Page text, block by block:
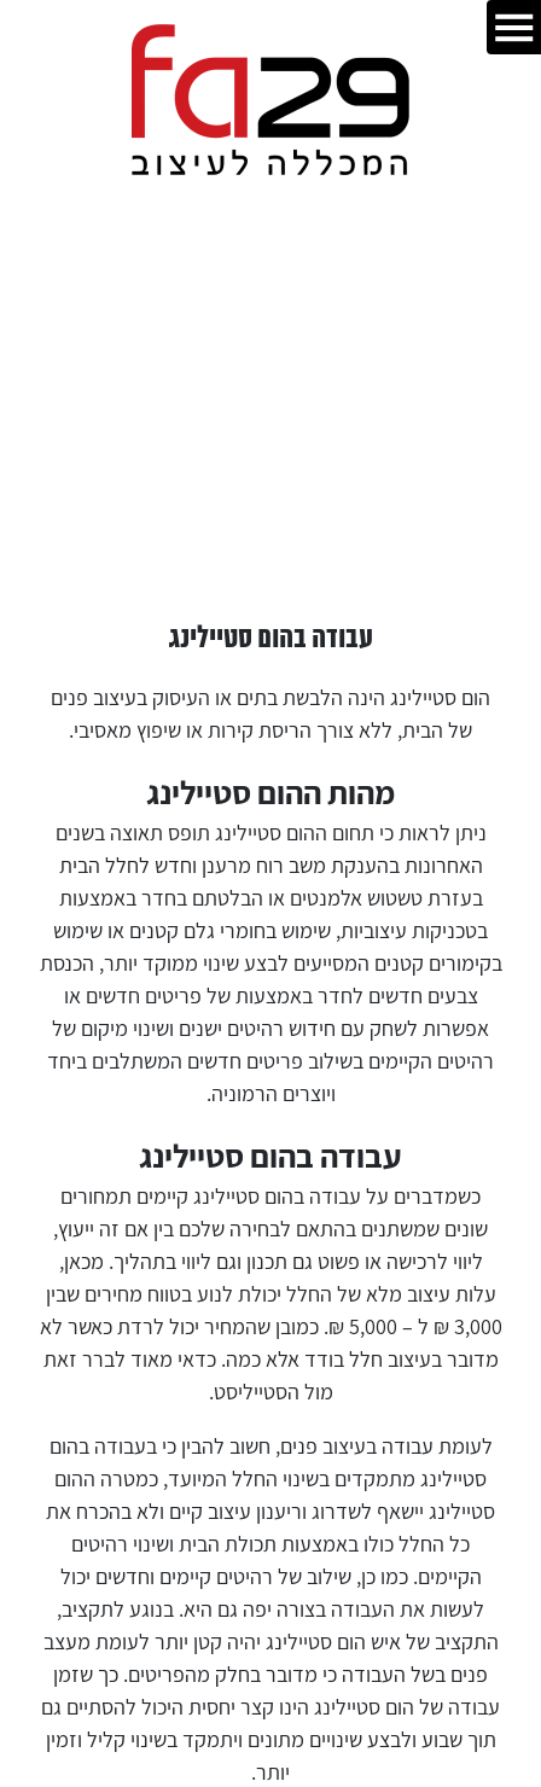
עבודה בהום סטיילינג
הום סטיילינג הינה הלבשת בתים או העיסוק בעיצוב פנים
של הבית, ללא צורך הריסת קירות או שיפוץ מאסיבי.
מהות ההום סטיילינג
ניתן לראות כי תחום ההום סטיילינג תופס תאוצה בשנים
האחרונות בהענקת משב רוח מרענן וחדש לחלל הבית
בעזרת טשטוש אלמנטים או הבלטתם בחדר באמצעות
בטכניקות עיצוביות, שימוש בחומרי גלם קטנים או שימוש
בקימורים קטנים המסייעים לבצע שינוי ממוקד יותר, הכנסת
צבעים חדשים לחדר באמצעות של פריטים חדשים או
אפשרות לשחק עם חידוש רהיטים ישנים ושינוי מיקום של
רהיטים הקיימים בשילוב פריטים חדשים המשתלבים ביחד
ויוצרים הרמוניה.
עבודה בהום סטיילינג
כשמדברים על עבודה בהום סטיילינג קיימים תמחורים
שונים שמשתנים בהתאם לבחירה שלכם בין אם זה ייעוץ,
ליווי לרכישה או פשוט גם תכנון וגם ליווי בתהליך. מכאן,
עלות עיצוב מלא של החלל יכולת לנוע בטווח מחירים שבין
3,000 ₪ ל – 5,000 ₪. כמובן שהמחיר יכול לרדת כאשר לא
מדובר בעיצוב חלל בודד אלא כמה. כדאי מאוד לברר זאת
מול הסטייליסט.
לעומת עבודה בעיצוב פנים, חשוב להבין כי בעבודה בהום
סטיילינג מתמקדים בשינוי החלל המיועד, כמטרה ההום
סטיילינג יישאף לשדרוג וריענון עיצוב קיים ולא בהכרח את
כל החלל כולו באמצעות תכולת הבית ושינוי רהיטים
הקיימים. כמו כן, שילוב של רהיטים קיימים וחדשים יכול
לעשות את העבודה בצורה יפה גם היא. בנוגע לתקציב,
התקציב של איש הום סטיילינג יהיה קטן יותר לעומת מעצב
פנים בשל העבודה כי מדובר בחלק מהפריטים. כך שזמן
עבודה של הום סטיילינג הינו קצר יחסית היכול להסתיים גם
תוך שבוע ולבצע שינויים מתונים ויתמקד בשינוי קליל וזמין
יותר.